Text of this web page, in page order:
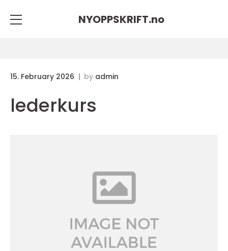
NYOPPSKRIFT.no
15. February 2026 by admin
lederkurs